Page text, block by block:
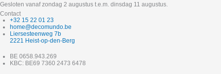
Gesloten vanaf zondag 2 augustus t.e.m. dinsdag 11 augustus.
Contact
+32 15 22 01 23
home@decomundo.be
Liersesteenweg 7b
2221 Heist-op-den-Berg
BE 0658.943.269
KBC: BE69 7360 2473 6478